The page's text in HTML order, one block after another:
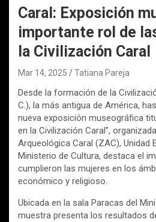
Caral: Exposición
importante rol de
la Civilización Caral
Mar 14, 2025 Tatiana Pareja
Desde la formación de la
C.), la más antigua de América,
nueva exposición museográfica
en la Civilización Caral”,
Arqueológica Caral (ZAC), Unidad
Ministerio de Cultura, destaca el
cumplieron las mujeres en los
económico y religioso.
Ubicada en la sala Paracas del
muestra presenta los resultados